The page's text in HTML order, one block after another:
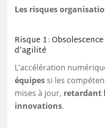
Les risques
Risque 1 :
d’agilité
L’accélération
équipes si les
mises à jour, retardant
innovations.